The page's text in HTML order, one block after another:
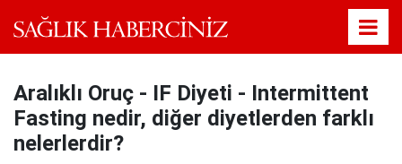
Aralıklı Oruç - IF Diyeti - Intermittent
Fasting nedir, diğer diyetlerden farklı
nelerlerdir?